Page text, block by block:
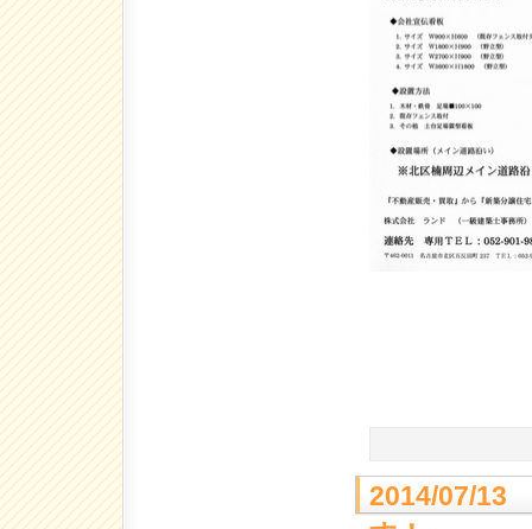
2014/07/13